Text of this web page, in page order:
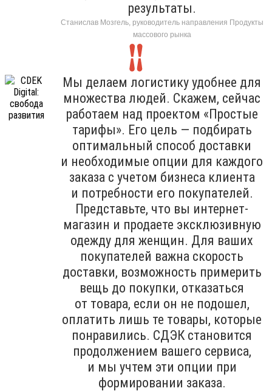
результаты.
Станислав Мозгель, руководитель направления Продукты
массового рынка
Мы делаем логистику удобнее для
множества людей. Скажем, сейчас
работаем над проектом «Простые
тарифы». Его цель — подбирать
оптимальный способ доставки
и необходимые опции для каждого
заказа с учетом бизнеса клиента
и потребности его покупателей.
Представьте, что вы интернет-
магазин и продаете эксклюзивную
одежду для женщин. Для ваших
покупателей важна скорость
доставки, возможность примерить
вещь до покупки, отказаться
от товара, если он не подошел,
оплатить лишь те товары, которые
понравились. СДЭК становится
продолжением вашего сервиса,
и мы учтем эти опции при
формировании заказа.